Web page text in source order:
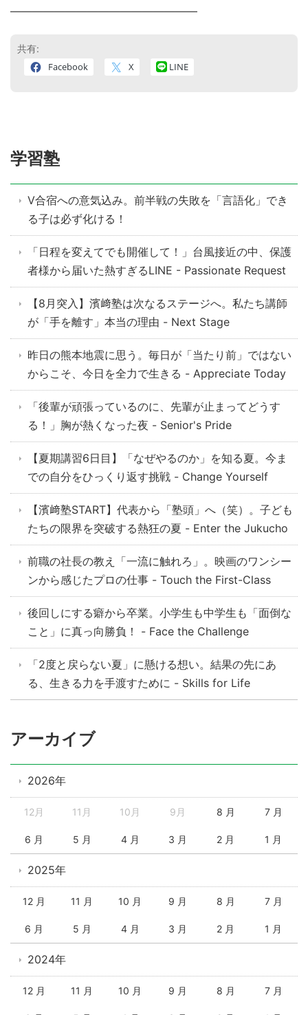
―――――――――――――――――
共有:
Facebook X LINE
学習塾
V合宿への意気込み。前半戦の失敗を「言語化」でき
る子は必ず化ける！
「日程を変えてでも開催して！」台風接近の中、保護
者様から届いた熱すぎるLINE - Passionate Request
【8月突入】濱﨑塾は次なるステージへ。私たち講師
が「手を離す」本当の理由 - Next Stage
昨日の熊本地震に思う。毎日が「当たり前」ではない
からこそ、今日を全力で生きる - Appreciate Today
「後輩が頑張っているのに、先輩が止まってどうす
る！」胸が熱くなった夜 - Senior's Pride
【夏期講習6日目】「なぜやるのか」を知る夏。今ま
での自分をひっくり返す挑戦 - Change Yourself
【濱﨑塾START】代表から「塾頭」へ（笑）。子ども
たちの限界を突破する熱狂の夏 - Enter the Jukucho
前職の社長の教え「一流に触れろ」。映画のワンシー
ンから感じたプロの仕事 - Touch the First-Class
後回しにする癖から卒業。小学生も中学生も「面倒な
こと」に真っ向勝負！ - Face the Challenge
「2度と戻らない夏」に懸ける想い。結果の先にあ
る、生きる力を手渡すために - Skills for Life
アーカイブ
2026年
12月 11月 10月 9月 8 月 7 月
6 月 5 月 4 月 3 月 2 月 1 月
2025年
12 月 11 月 10 月 9 月 8 月 7 月
6 月 5 月 4 月 3 月 2 月 1 月
2024年
12 月 11 月 10 月 9 月 8 月 7 月